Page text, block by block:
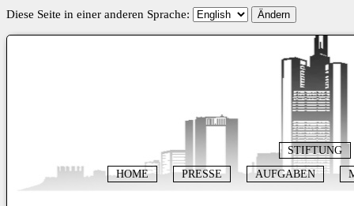
Diese Seite in einer anderen Sprache: Ändern
STIFTUNG
HOME
PRESSE AUFGABEN